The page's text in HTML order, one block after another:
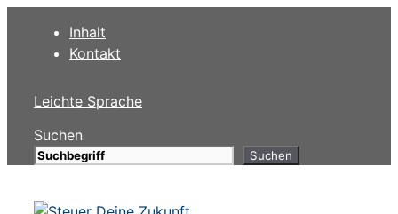
springen
Inhalt
Kontakt
Leichte Sprache
Suchen
Suchen